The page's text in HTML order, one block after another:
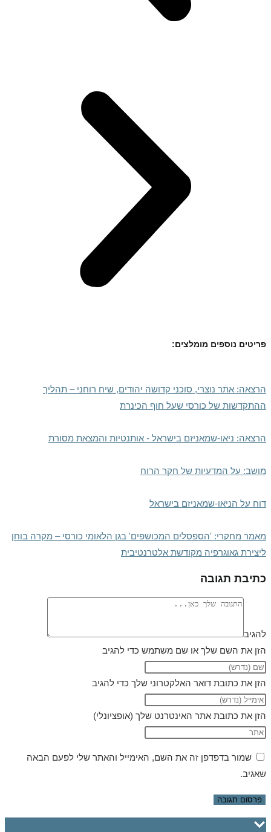
פריטים נוספים מומלצים:
הרצאה: אתר נוצרי, סוכני קדושה יהודים, שיח רוחני – תהליך
ההתקדשות של כורסי שעל חוף הכינרת
הרצאה: ניאו-שמאניזם בישראל - אותנטיות והמצאת מסורת
מושב: על המדעיות של חקר הרוח
דוח על הניאו-שמאניזם בישראל
מאמר מחקרי: 'הספסלים המכושפים' בגן הלאומי כורסי – מקרה בוחן
ליצירת גאוגרפיה מקודשת אלטרנטיבית
כתיבת תגובה
להגיב
הזן את השם שלך או שם משתמש כדי להגיב
הזן את כתובת דואר האלקטרוני שלך כדי להגיב
הזן את כתובת אתר האינטרנט שלך (אופציונלי)
שמור בדפדפן זה את השם, האימייל והאתר שלי לפעם הבאה
שאגיב.